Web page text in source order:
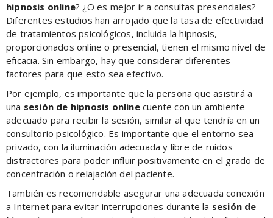
hipnosis online? ¿O es mejor ir a consultas presenciales?
Diferentes estudios han arrojado que la tasa de efectividad
de tratamientos psicológicos, incluida la hipnosis,
proporcionados online o presencial, tienen el mismo nivel de
eficacia. Sin embargo, hay que considerar diferentes
factores para que esto sea efectivo.
Por ejemplo, es importante que la persona que asistirá a
una sesión de hipnosis onlinecuente con un ambiente
adecuado para recibir la sesión, similar al que tendría en un
consultorio psicológico. Es importante que el entorno sea
privado, con la iluminación adecuada y libre de ruidos
distractores para poder influir positivamente en el grado de
concentración o relajación del paciente.
También es recomendable asegurar una adecuada conexión
a Internet para evitar interrupciones durante la sesión de